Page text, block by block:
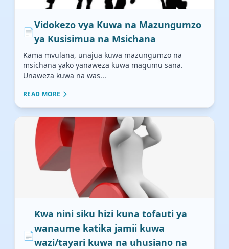
📄
Vidokezo vya Kuwa na Mazungumzo
ya Kusisimua na Msichana
Kama mvulana, unajua kuwa mazungumzo na
msichana yako yanaweza kuwa magumu sana.
Unaweza kuwa na was...
READ MORE
📄
Kwa nini siku hizi kuna tofauti ya
wanaume katika jamii kuwa
wazi/tayari kuwa na uhusiano na